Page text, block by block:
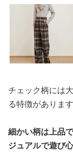
チェック柄には
る特徴があります
細かい柄は上品
ジュアルで遊び